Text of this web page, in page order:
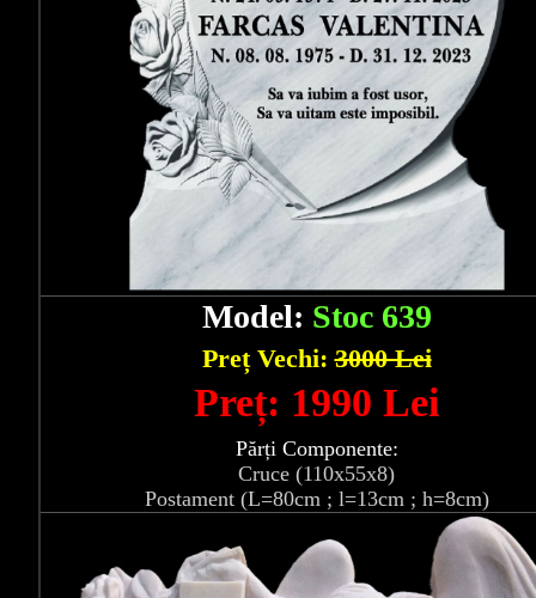
Model: Stoc 639
Preț Vechi:3000 Lei
Preț: 1990 Lei
Părți Componente:
Cruce (110x55x8)
Postament (L=80cm ; l=13cm ; h=8cm)